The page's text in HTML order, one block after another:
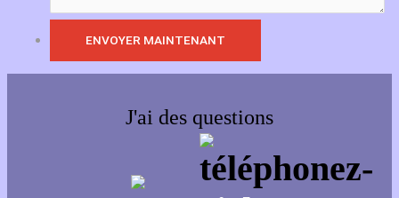
J'ai des questions